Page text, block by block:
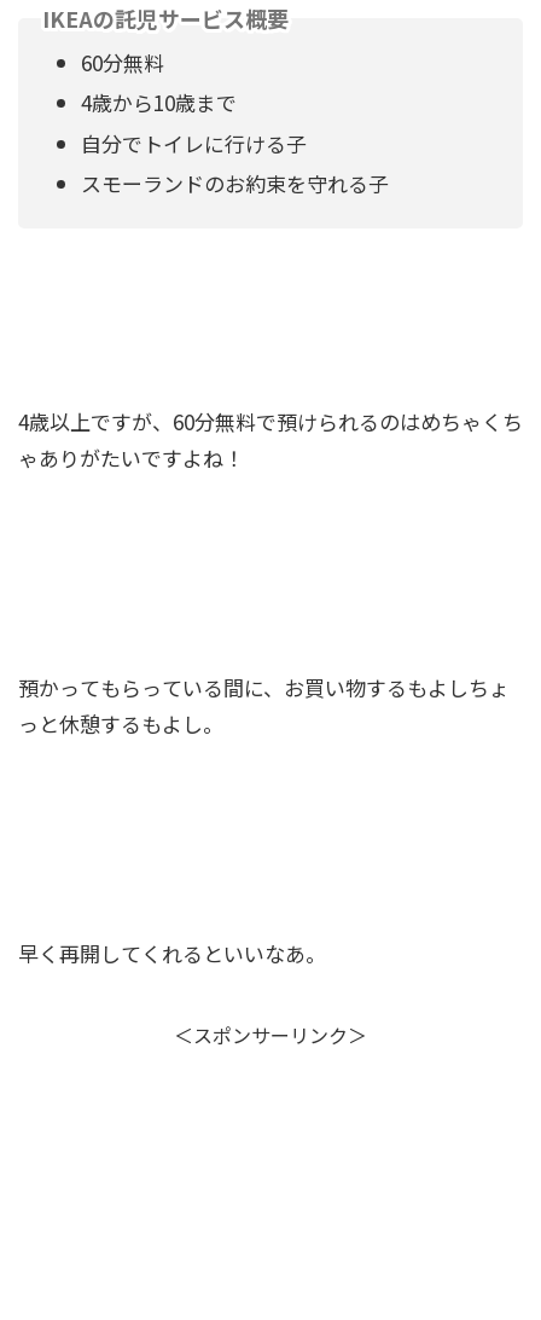
IKEAの託児サービス概要
60分無料
4歳から10歳まで
自分でトイレに行ける子
スモーランドのお約束を守れる子
4歳以上ですが、60分無料で預けられるのはめちゃくち
ゃありがたいですよね！
預かってもらっている間に、お買い物するもよしちょ
っと休憩するもよし。
早く再開してくれるといいなあ。
＜スポンサーリンク＞